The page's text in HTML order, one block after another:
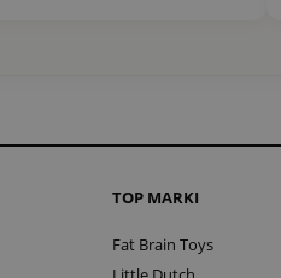
TOP MARKI
Fat Brain Toys